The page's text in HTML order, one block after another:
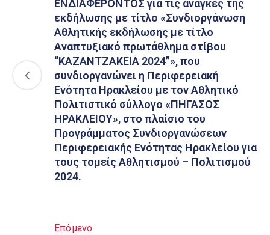
ΕΝΔΙΑΦΕΡΟΝΤΟΣ για τις ανάγκες της
εκδήλωσης με τίτλο «Συνδιοργάνωση
Αθλητικής εκδήλωσης με τίτλο
Αναπτυξιακό πρωτάθλημα στίβου
“ΚΑΖΑΝΤΖΑΚΕΙΑ 2024”», που
συνδιοργανώνει η Περιφερειακή
Ενότητα Ηρακλείου με τον Αθλητικό
Πολιτιστικό σύλλογο «ΠΗΓΑΣΟΣ
ΗΡΑΚΛΕΙΟΥ», στο πλαίσιο του
Προγράμματος Συνδιοργανώσεων
Περιφερειακής Ενότητας Ηρακλείου για
τους τομείς Αθλητισμού – Πολιτισμού
2024.
Επόμενο